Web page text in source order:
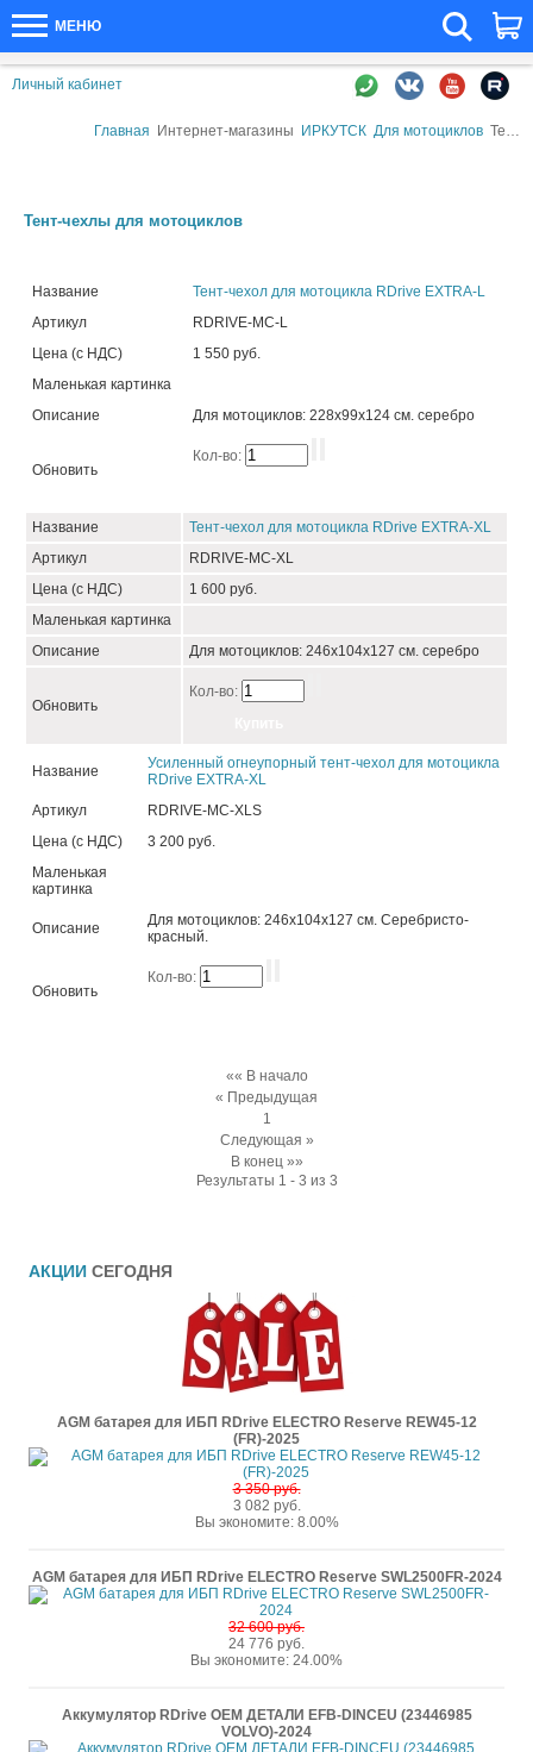
МЕНЮ
Личный кабинет
Главная Интернет-магазины ИРКУТСК Для мотоциклов Тент-чехлы для мотоциклов
Тент-чехлы для мотоциклов
Название
Тент-чехол для мотоцикла RDrive EXTRA-L
Артикул
RDRIVE-MC-L
Цена (с НДС)
1 550 руб.
Маленькая картинка
Описание
Для мотоциклов: 228х99х124 см. серебро
Обновить
Кол-во:
Название
Тент-чехол для мотоцикла RDrive EXTRA-XL
Артикул
RDRIVE-MC-XL
Цена (с НДС)
1 600 руб.
Маленькая картинка
Описание
Для мотоциклов: 246х104х127 см. серебро
Обновить
Кол-во:
Название
Усиленный огнеупорный тент-чехол для мотоцикла
RDrive EXTRA-XL
Артикул
RDRIVE-MC-XLS
Цена (с НДС)
3 200 руб.
Маленькая
картинка
Описание
Для мотоциклов: 246х104х127 см. Cеребристо-
красный.
Обновить
Кол-во:
«« В начало
« Предыдущая
1
Следующая »
В конец »»
Результаты 1 - 3 из 3
АКЦИИ СЕГОДНЯ
AGM батарея для ИБП RDrive ELECTRO Reserve REW45-12
(FR)-2025
3 350 руб.
3 082 руб.
Вы экономите: 8.00%
AGM батарея для ИБП RDrive ELECTRO Reserve SWL2500FR-2024
32 600 руб.
24 776 руб.
Вы экономите: 24.00%
Аккумулятор RDrive OEM ДЕТАЛИ EFB-DINCEU (23446985
VOLVO)-2024